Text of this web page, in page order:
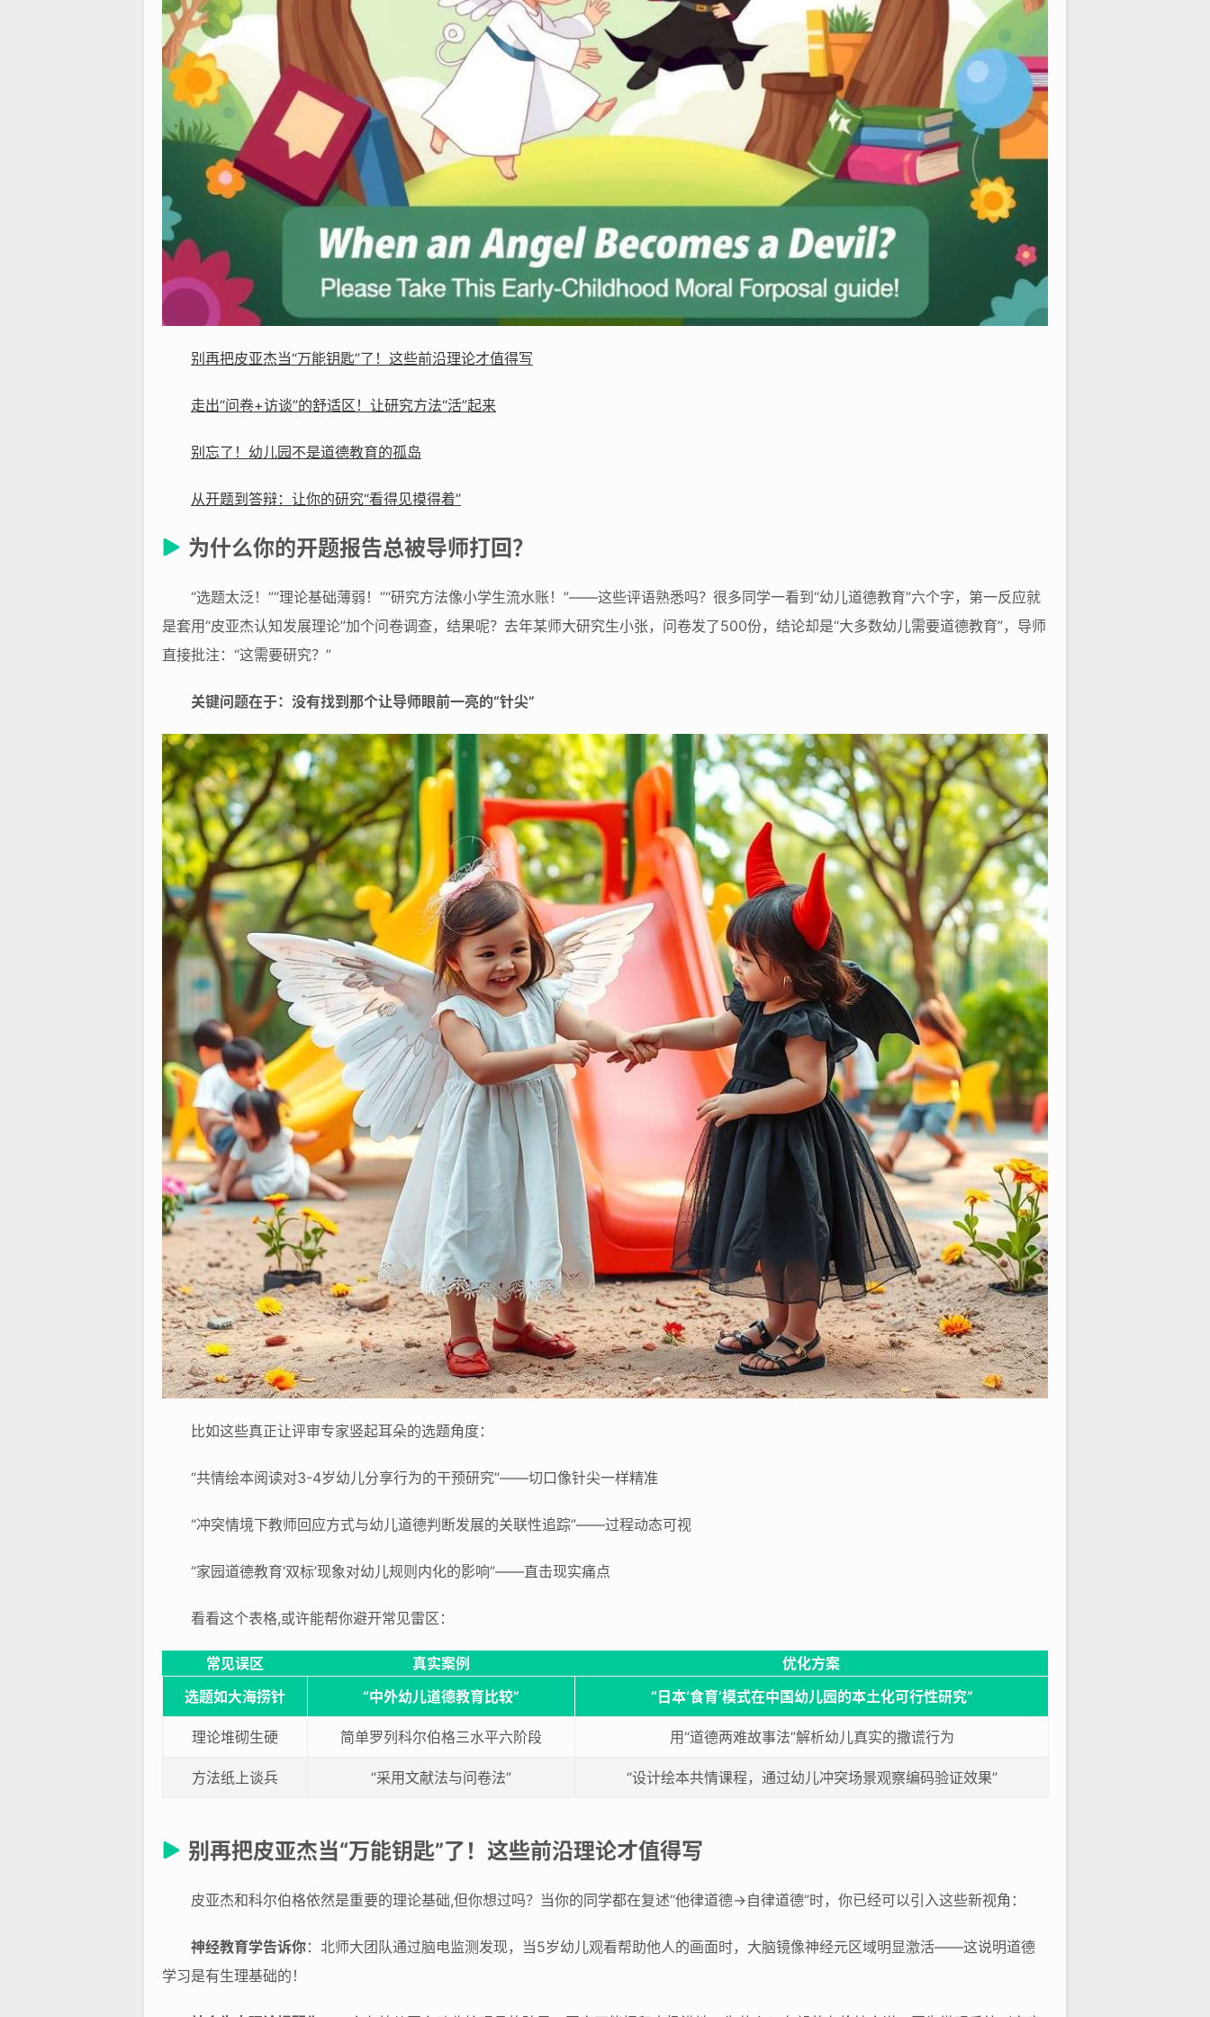
别再把皮亚杰当“万能钥匙”了！这些前沿理论才值得写
走出“问卷+访谈”的舒适区！让研究方法“活”起来
别忘了！幼儿园不是道德教育的孤岛
从开题到答辩：让你的研究“看得见摸得着”
为什么你的开题报告总被导师打回？
“选题太泛！”“理论基础薄弱！”“研究方法像小学生流水账！”——这些评语熟悉吗？很多同学一看到“幼儿道德教育”六个字，第一反应就
是套用“皮亚杰认知发展理论”加个问卷调查，结果呢？去年某师大研究生小张，问卷发了500份，结论却是“大多数幼儿需要道德教育”，导师
直接批注：“这需要研究？”
关键问题在于：没有找到那个让导师眼前一亮的“针尖”
比如这些真正让评审专家竖起耳朵的选题角度：
“共情绘本阅读对3-4岁幼儿分享行为的干预研究”——切口像针尖一样精准
“冲突情境下教师回应方式与幼儿道德判断发展的关联性追踪”——过程动态可视
“家园道德教育‘双标’现象对幼儿规则内化的影响”——直击现实痛点
看看这个表格,或许能帮你避开常见雷区：
常见误区 真实案例
优化方案
选题如大海捞针
“中外幼儿道德教育比较” “日本‘食育’模式在中国幼儿园的本土化可行性研究”
理论堆砌生硬 简单罗列科尔伯格三水平六阶段 用“道德两难故事法”解析幼儿真实的撒谎行为
方法纸上谈兵 “采用文献法与问卷法” “设计绘本共情课程，通过幼儿冲突场景观察编码验证效果”
别再把皮亚杰当“万能钥匙”了！这些前沿理论才值得写
皮亚杰和科尔伯格依然是重要的理论基础,但你想过吗？当你的同学都在复述“他律道德→自律道德”时，你已经可以引入这些新视角：
神经教育学告诉你：北师大团队通过脑电监测发现，当5岁幼儿观看帮助他人的画面时，大脑镜像神经元区域明显激活——这说明道德
学习是有生理基础的！